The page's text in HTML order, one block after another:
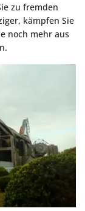
zu fremden
kämpfen Sie
noch mehr aus